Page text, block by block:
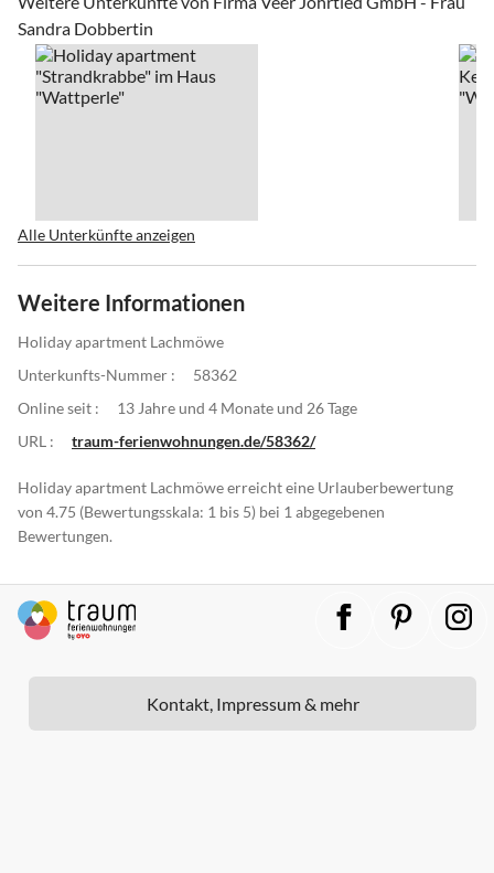
Sandra Dobbertin
Alle Unterkünfte anzeigen
Weitere Informationen
Holiday apartment Lachmöwe
Unterkunfts-Nummer :
58362
Online seit :
13 Jahre und 4 Monate und 26 Tage
URL :
traum-ferienwohnungen.de/58362/
Holiday apartment Lachmöwe erreicht eine Urlauberbewertung
von 4.75 (Bewertungsskala: 1 bis 5) bei 1 abgegebenen
Bewertungen.
Kontakt, Impressum & mehr